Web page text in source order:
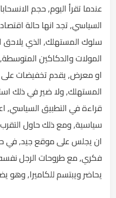
عندما تقرأ اليوم, حجم
السياسي, تجد انها حالة
سلوك المستهلك, الذي يلاحق
المولات والدكاكين
او معرض, يقدم تخفيضات على
المستهلك, ولا ضير في ذلك
قراءة في التطبيق السياسي,
سياسية, ومع ذلك حاول التقرب
ان يجلس على موقع جيد, في
فكري, مع طروحات الرجل
يحاضر ويبتسم للكاميرا, وهو